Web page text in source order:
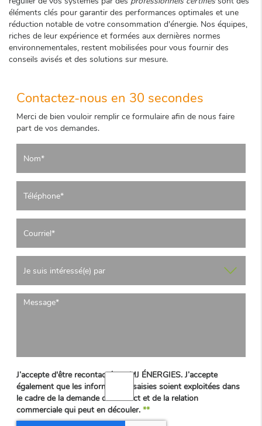
éléments clés pour garantir des performances optimales et une
réduction notable de votre consommation d'énergie. Nos équipes,
riches de leur expérience et formées aux dernières normes
environnementales, restent mobilisées pour vous fournir des
conseils avisés et des solutions sur mesure.
Contactez-nous en 30 secondes
Merci de bien vouloir remplir ce formulaire afin de nous faire
part de vos demandes.
J’accepte d'être recontacté par MJ ÉNERGIES. J’accepte
également que les informations saisies soient exploitées dans
le cadre de la demande de contact et de la relation
commerciale qui peut en découler. **